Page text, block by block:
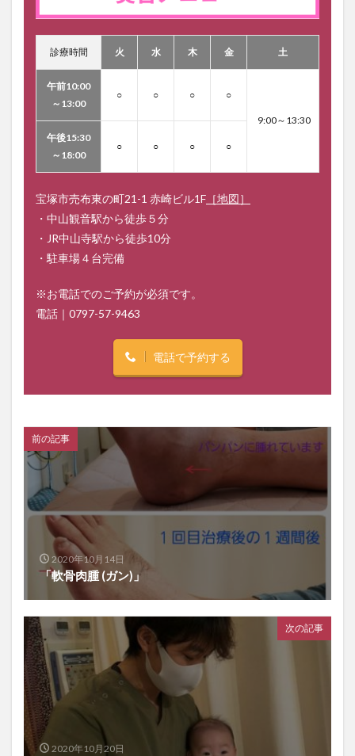
診療時間 火 水 木 金 土
午前10:00
～13:00
○ ○ ○ ○
9:00～13:30
午後15:30
～18:00
○ ○ ○ ○
宝塚市売布東の町21-1 赤崎ビル1F ［地図］
・中山観音駅から徒歩５分
・JR中山寺駅から徒歩10分
・駐車場４台完備
※お電話でのご予約が必須です。
電話｜ 0797-57-9463
電話で予約する
前の記事
2020年10月14日
「軟骨肉腫 (ガン)」
次の記事
2020年10月20日